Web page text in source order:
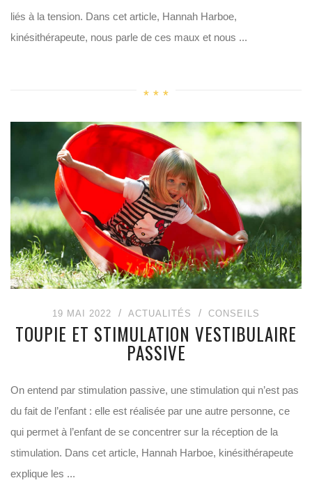
liés à la tension. Dans cet article, Hannah Harboe,
kinésithérapeute, nous parle de ces maux et nous ...
19 MAI 2022 ACTUALITÉS CONSEILS
TOUPIE ET STIMULATION VESTIBULAIRE
PASSIVE
On entend par stimulation passive, une stimulation qui n’est pas
du fait de l’enfant : elle est réalisée par une autre personne, ce
qui permet à l’enfant de se concentrer sur la réception de la
stimulation. Dans cet article, Hannah Harboe, kinésithérapeute
explique les ...